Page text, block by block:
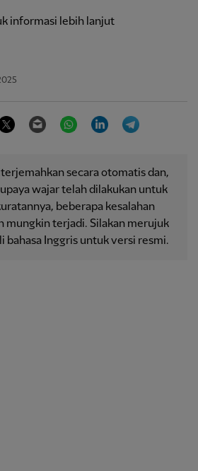
informasi lebih lanjut
Twitter Email WhatsAppLinkedIn
secara otomatis dan,
wajar telah dilakukan untuk
beberapa kesalahan
mungkin terjadi. Silakan merujuk
bahasa Inggris untuk versi resmi.